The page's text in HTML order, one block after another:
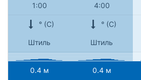
1:00 4:00
° (С) ° (С)
Штиль Штиль
0.4 м 0.4 м